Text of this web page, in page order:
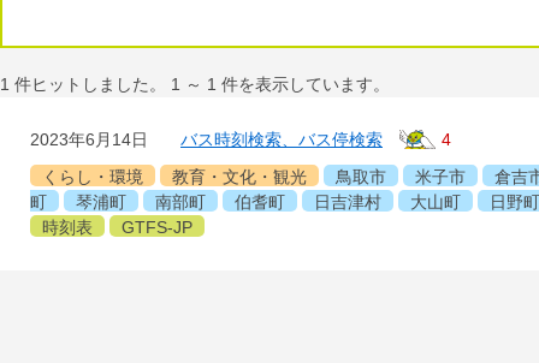
1 件ヒットしました。 1 ～ 1 件を表示しています。
2023年6月14日 バス時刻検索、バス停検索
4
くらし・環境
教育・文化・観光 鳥取市 米子市
倉吉
町
琴浦町 南部町 伯耆町 日吉津村 大山町
日野町
時刻表
GTFS-JP